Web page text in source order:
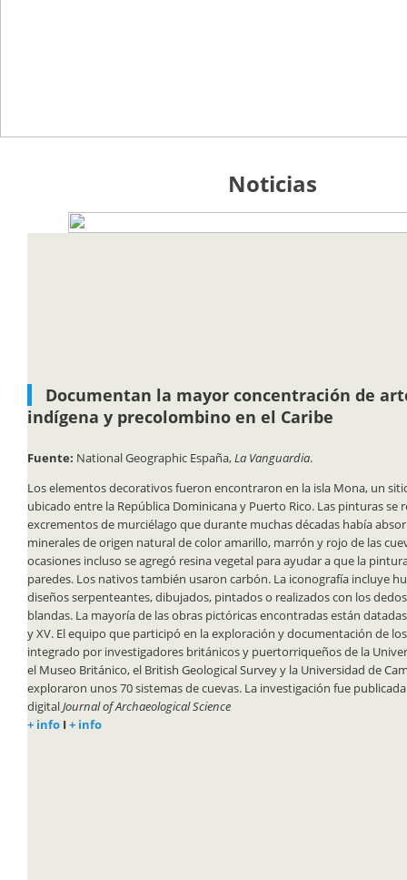
Noticias
Documentan la mayor concentración de
indígena y precolombino en el Caribe
Fuente: National Geographic España,La Vanguardia.
Los elementos decorativos fueron encontraron en la isla Mona, un
ubicado entre la República Dominicana y Puerto Rico. Las pinturas se
excrementos de murciélago que durante muchas décadas había
minerales de origen natural de color amarillo, marrón y rojo de las
ocasiones incluso se agregó resina vegetal para ayudar a que la
paredes. Los nativos también usaron carbón. La iconografía incluye
diseños serpenteantes, dibujados, pintados o realizados con los
blandas. La mayoría de las obras pictóricas encontradas están
y XV. El equipo que participó en la exploración y documentación de
integrado por investigadores británicos y puertorriqueños de la
el Museo Británico, el British Geological Survey y la Universidad de
exploraron unos 70 sistemas de cuevas. La investigación fue
digitalJournal of Archaeological Science
+ info I+ info